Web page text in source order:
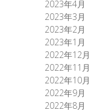
2023年4月
2023年3月
2023年2月
2023年1月
2022年12月
2022年11月
2022年10月
2022年9月
2022年8月